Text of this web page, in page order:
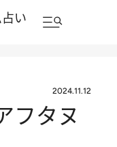
占い
2024.11.12
フタヌ